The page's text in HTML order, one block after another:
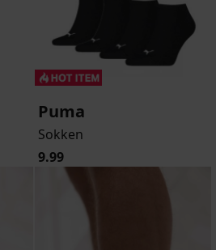
Puma
Sokken
9.99